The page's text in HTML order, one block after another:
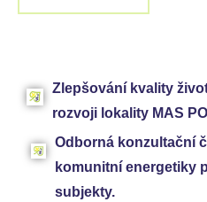
Zlepšování kvality
rozvoji lokality MAS
Odborná konzultační
komunitní energetiky
subjekty.